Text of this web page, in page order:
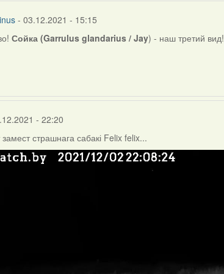
- 03.12.2021 - 15:15
Сойка (Garrulus glandarius / Jay) - наш третий вид!
- 22:20
страшнага сабакі Felix felix...